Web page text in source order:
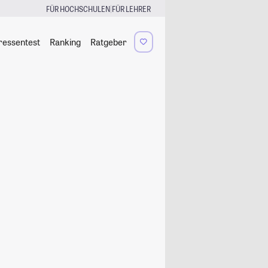
FÜR HOCHSCHULEN|FÜR LEHRER
Ranking Ratgeber